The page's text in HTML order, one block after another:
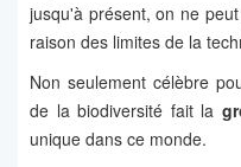
jusqu'à présent, on ne
raison des limites de la
Non seulement célèbre
de la biodiversité fait la
unique dans ce monde.